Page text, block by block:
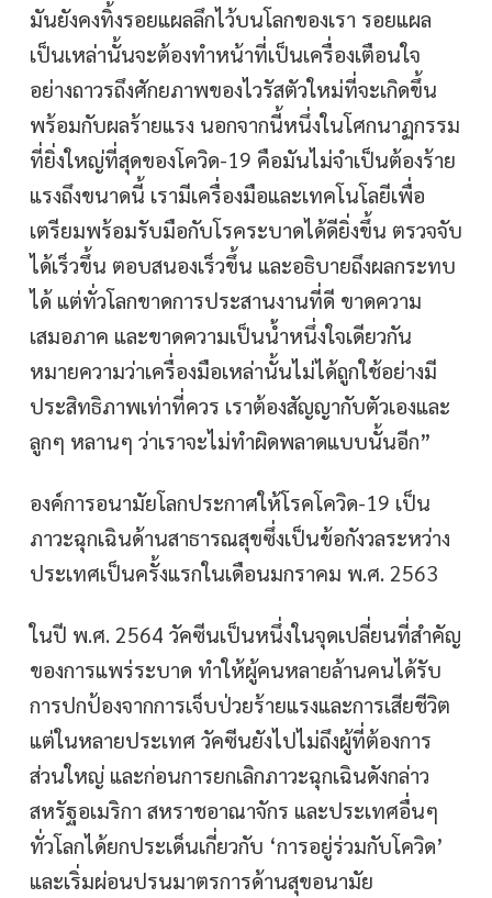
มันยังคงทิ้งรอยแผลลึกไว้บนโลกของเรา รอยแผล
เป็นเหล่านั้นจะต้องทำหน้าที่เป็นเครื่องเตือนใจ
อย่างถาวรถึงศักยภาพของไวรัสตัวใหม่ที่จะเกิดขึ้น
พร้อมกับผลร้ายแรง นอกจากนี้หนึ่งในโศกนาฏกรรม
ที่ยิ่งใหญ่ที่สุดของโควิด-19 คือมันไม่จำเป็นต้องร้าย
แรงถึงขนาดนี้ เรามีเครื่องมือและเทคโนโลยีเพื่อ
เตรียมพร้อมรับมือกับโรคระบาดได้ดียิ่งขึ้น ตรวจจับ
ได้เร็วขึ้น ตอบสนองเร็วขึ้น และอธิบายถึงผลกระทบ
ได้ แต่ทั่วโลกขาดการประสานงานที่ดี ขาดความ
เสมอภาค และขาดความเป็นน้ำหนึ่งใจเดียวกัน
หมายความว่าเครื่องมือเหล่านั้นไม่ได้ถูกใช้อย่างมี
ประสิทธิภาพเท่าที่ควร เราต้องสัญญากับตัวเองและ
ลูกๆ หลานๆ ว่าเราจะไม่ทำผิดพลาดแบบนั้นอีก”
องค์การอนามัยโลกประกาศให้โรคโควิด-19 เป็น
ภาวะฉุกเฉินด้านสาธารณสุขซึ่งเป็นข้อกังวลระหว่าง
ประเทศเป็นครั้งแรกในเดือนมกราคม พ.ศ. 2563
ในปี พ.ศ. 2564 วัคซีนเป็นหนึ่งในจุดเปลี่ยนที่สำคัญ
ของการแพร่ระบาด ทำให้ผู้คนหลายล้านคนได้รับ
การปกป้องจากการเจ็บป่วยร้ายแรงและการเสียชีวิต
แต่ในหลายประเทศ วัคซีนยังไปไม่ถึงผู้ที่ต้องการ
ส่วนใหญ่ และก่อนการยกเลิกภาวะฉุกเฉินดังกล่าว
สหรัฐอเมริกา สหราชอาณาจักร และประเทศอื่นๆ
ทั่วโลกได้ยกประเด็นเกี่ยวกับ ‘การอยู่ร่วมกับโควิด’
และเริ่มผ่อนปรนมาตรการด้านสุขอนามัย